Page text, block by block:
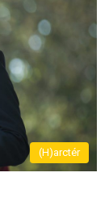
(H)arctér